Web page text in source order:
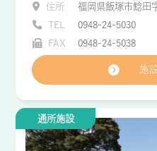
住所
福岡県飯塚市鯰田
TEL
0948-24-5030
FAX
0948-24-5038
施
通所施設